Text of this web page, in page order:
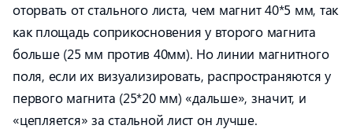
оторвать от стального листа, чем магнит 40*5 мм, так
как площадь соприкосновения у второго магнита
больше (25 мм против 40мм). Но линии магнитного
поля, если их визуализировать, распространяются у
первого магнита (25*20 мм) «дальше», значит, и
«цепляется» за стальной лист он лучше.